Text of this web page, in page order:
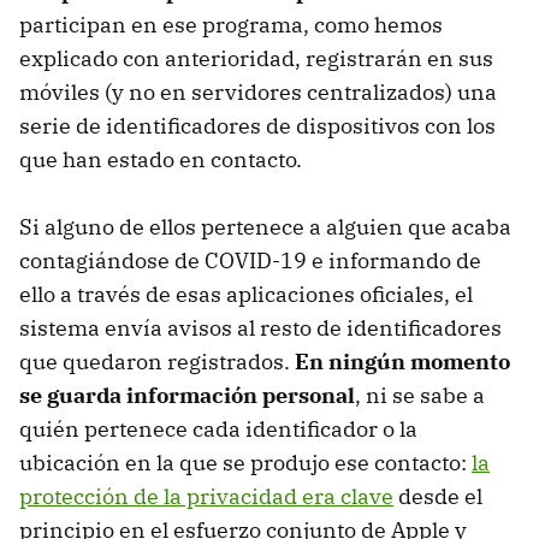
participan en ese programa, como hemos
explicado con anterioridad, registrarán en sus
móviles (y no en servidores centralizados) una
serie de identificadores de dispositivos con los
que han estado en contacto.
Si alguno de ellos pertenece a alguien que acaba
contagiándose de COVID-19 e informando de
ello a través de esas aplicaciones oficiales, el
sistema envía avisos al resto de identificadores
que quedaron registrados. En ningún momento
se guarda información personal, ni se sabe a
quién pertenece cada identificador o la
ubicación en la que se produjo ese contacto: la
protección de la privacidad era clave desde el
principio en el esfuerzo conjunto de Apple y